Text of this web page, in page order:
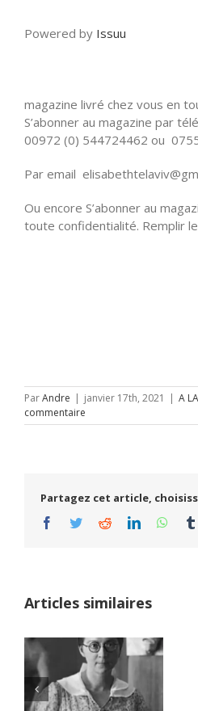
Powered by Issuu
magazine livré chez vous en
S’abonner au magazine par
00972 (0) 544724462 ou
Par email
Ou encore S’abonner au
toute confidentialité. Remplir
ParAndre | janvier 17th, 2021 | A
commentaire
Partagez cet article,
Facebook
TwitterRedditLinkedIn
Articles similaires
Netflix Field of